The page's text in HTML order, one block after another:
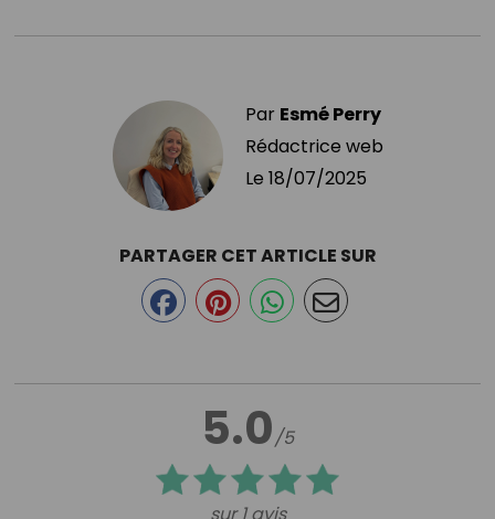
Par Esmé Perry
Rédactrice web
Le 18/07/2025
5.0/5
PARTAGER CET ARTICLE SUR